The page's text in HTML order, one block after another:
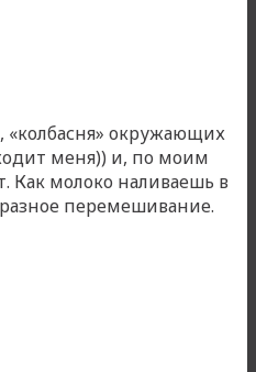
«колбасня» окружающих
меня)) и, по моим
Как молоко наливаешь в
перемешивание.